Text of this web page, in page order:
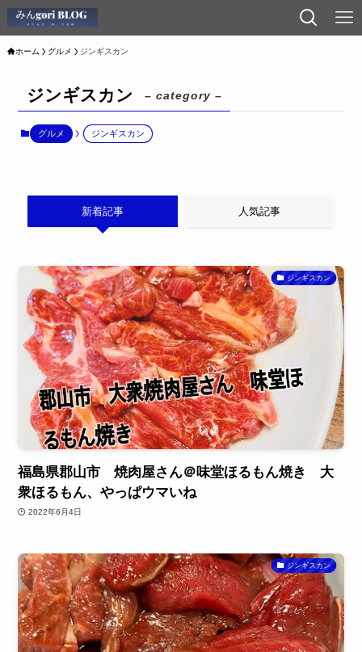
ホーム グルメ ジンギスカン
ジンギスカン – category –
グルメ ジンギスカン
新着記事 人気記事
ジンギスカン
福島県郡山市 焼肉屋さん＠味堂ほるもん焼き 大
衆ほるもん、やっぱウマいね
2022年6月4日
ジンギスカン